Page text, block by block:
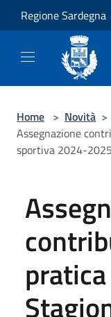
Salta al contenuto
Regione Sardegna
Home > Novità >
Assegnazione
sportiva 2024-2025